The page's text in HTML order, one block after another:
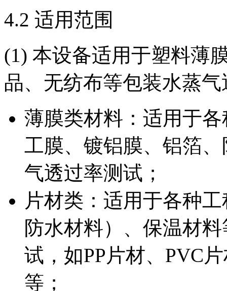
4.2 适用范围
(1) 本设备适用于塑料薄
品、无纺布等包装水蒸
薄膜类材料：适用于
工膜、镀铝膜、铝箔
气透过率测试；
片材类：适用于各种
防水材料）、保温材
试，如PP片材、PVC
等；